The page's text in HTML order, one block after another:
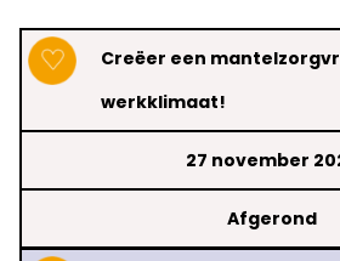
Creëer een
werkklimaat!
27 november
Afgerond